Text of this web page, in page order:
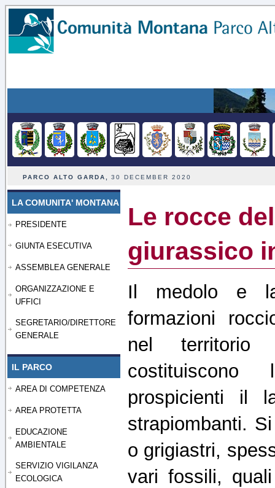
PARCO ALTO GARDA, 30 DECEMBER 2020
LA COMUNITA' MONTANA
PRESIDENTE
GIUNTA ESECUTIVA
ASSEMBLEA GENERALE
ORGANIZZAZIONE E
UFFICI
SEGRETARIO/DIRETTORE
GENERALE
IL PARCO
AREA DI COMPETENZA
AREA PROTETTA
EDUCAZIONE
AMBIENTALE
SERVIZIO VIGILANZA
ECOLOGICA
Le rocce
giurassico
Il medolo e
formazioni
nel territorio
prospicienti il
strapiombanti.
o grigiastri,
vari fossili,